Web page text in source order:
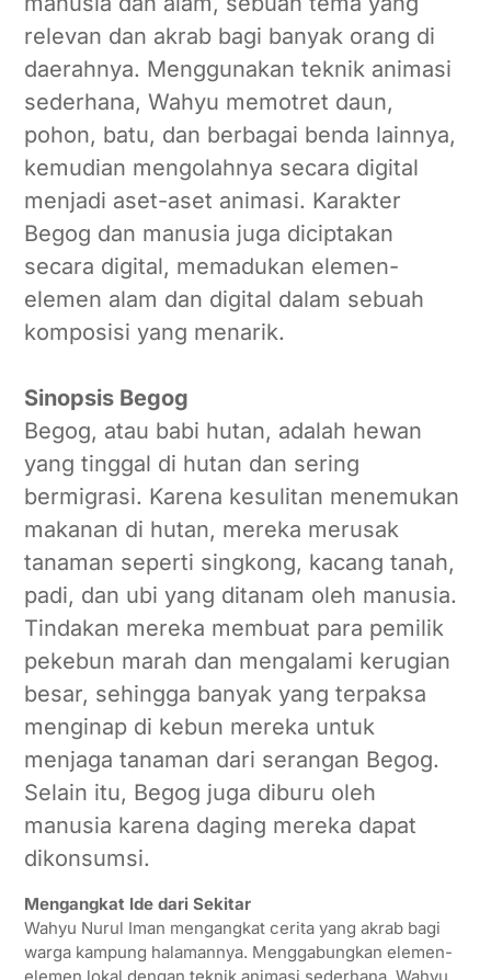
relevan dan akrab bagi banyak orang di
daerahnya. Menggunakan teknik animasi
sederhana, Wahyu memotret daun,
pohon, batu, dan berbagai benda lainnya,
kemudian mengolahnya secara digital
menjadi aset-aset animasi. Karakter
Begog dan manusia juga diciptakan
secara digital, memadukan elemen-
elemen alam dan digital dalam sebuah
komposisi yang menarik.
Sinopsis Begog
Begog, atau babi hutan, adalah hewan
yang tinggal di hutan dan sering
bermigrasi. Karena kesulitan menemukan
makanan di hutan, mereka merusak
tanaman seperti singkong, kacang tanah,
padi, dan ubi yang ditanam oleh manusia.
Tindakan mereka membuat para pemilik
pekebun marah dan mengalami kerugian
besar, sehingga banyak yang terpaksa
menginap di kebun mereka untuk
menjaga tanaman dari serangan Begog.
Selain itu, Begog juga diburu oleh
manusia karena daging mereka dapat
dikonsumsi.
Mengangkat Ide dari Sekitar
Wahyu Nurul Iman mengangkat cerita yang akrab bagi
warga kampung halamannya. Menggabungkan elemen-